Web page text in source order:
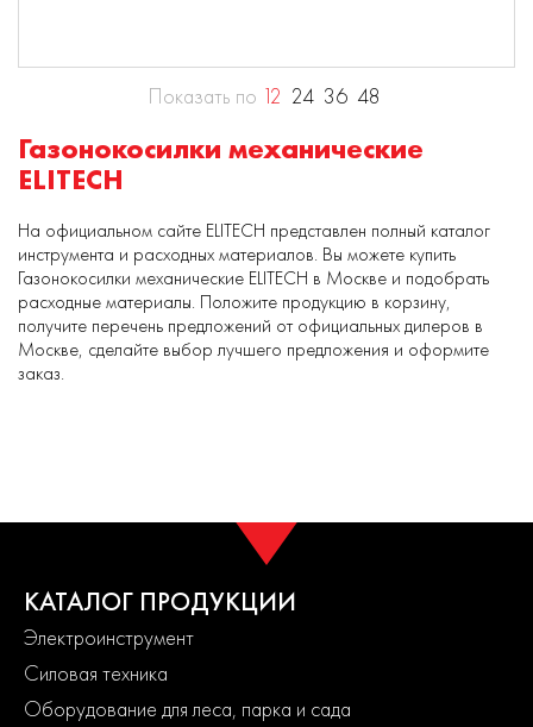
Показать по 12 24 36 48
Газонокосилки механические
ELITECH
На официальном сайте ELITECH представлен полный каталог
инструмента и расходных материалов. Вы можете купить
Газонокосилки механические ELITECH в Москве и подобрать
расходные материалы. Положите продукцию в корзину,
получите перечень предложений от официальных дилеров в
Москве, сделайте выбор лучшего предложения и оформите
заказ.
КАТАЛОГ ПРОДУКЦИИ
Электроинструмент
Силовая техника
Оборудование для леса, парка и сада